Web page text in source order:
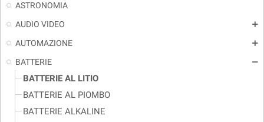
ASTRONOMIA
AUDIO VIDEO
add
AUTOMAZIONE add
BATTERIE remove
BATTERIE AL LITIO
BATTERIE AL PIOMBO
BATTERIE ALKALINE